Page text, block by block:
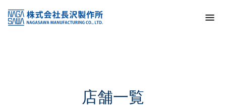
KSS加盟店・取扱店情報
店舗一覧
店舗一覧